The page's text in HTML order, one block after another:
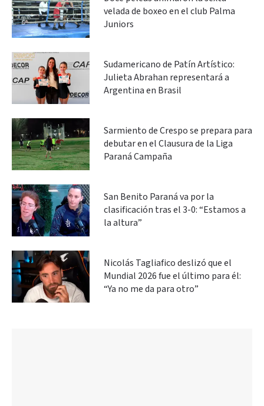
velada de boxeo en el club Palma
Juniors
Sudamericano de Patín Artístico:
Julieta Abrahan representará a
Argentina en Brasil
Sarmiento de Crespo se prepara para
debutar en el Clausura de la Liga
Paraná Campaña
San Benito Paraná va por la
clasificación tras el 3-0: “Estamos a
la altura”
Nicolás Tagliafico deslizó que el
Mundial 2026 fue el último para él:
“Ya no me da para otro”